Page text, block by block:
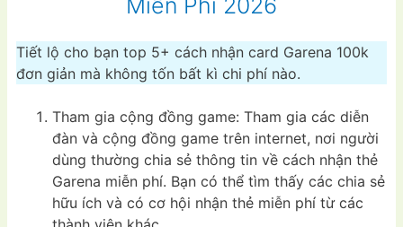
Tiết lộ cho bạn top 5+ cách nhận card Garena 100k
đơn giản mà không tốn bất kì chi phí nào.
Tham gia cộng đồng game: Tham gia các diễn
đàn và cộng đồng game trên internet, nơi người
dùng thường chia sẻ thông tin về cách nhận thẻ
Garena miễn phí. Bạn có thể tìm thấy các chia sẻ
hữu ích và có cơ hội nhận thẻ miễn phí từ các